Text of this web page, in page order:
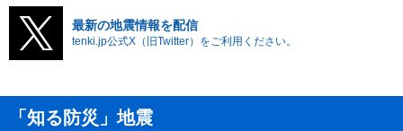
最新の地震情報を配信
tenki.jp公式X（旧Twitter）をご利用ください。
「知る防災」地震